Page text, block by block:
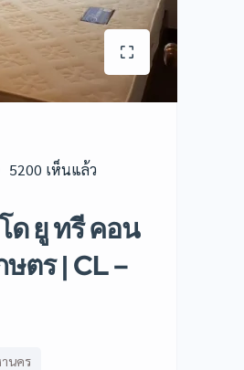
5200 เห็นแล้ว
ด ยู ทรี คอน
ษตร | CL –
นคร